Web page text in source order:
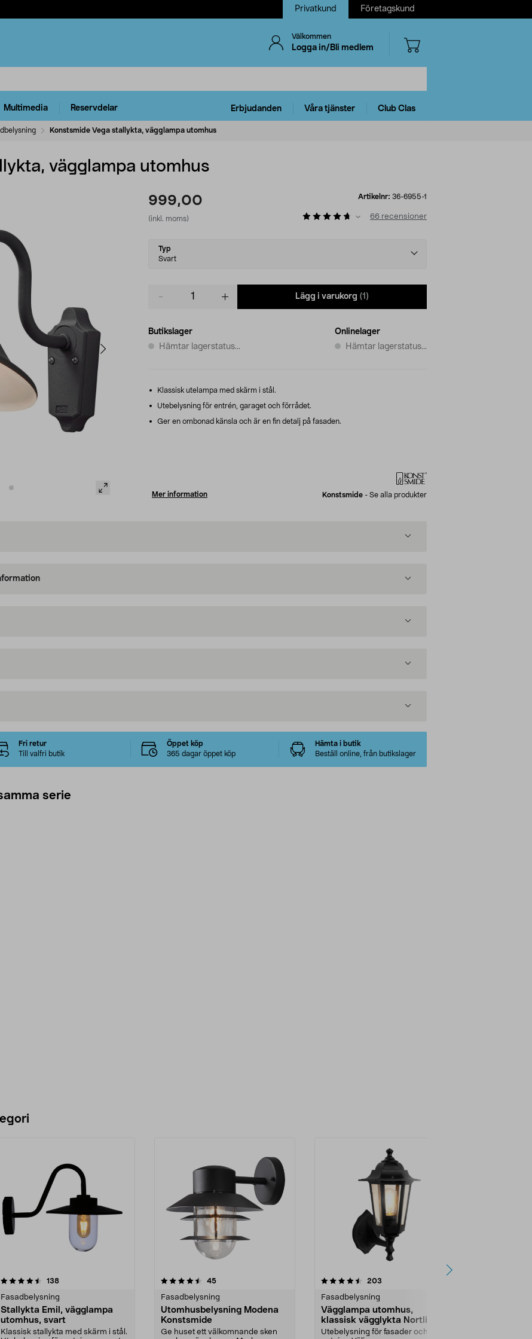
Privatkund Företagskund
Välkommen
Logga in/Bli medlem
Multimedia Reservdelar Erbjudanden Våra tjänster Club Clas
Konstsmide Vega stallykta, vägglampa utomhus
vägglampa utomhus
999,00
(inkl. moms)
Artikelnr: 36-6955-1
66 recensioner
Select
variant
Typ
Svart
Lägg i varukorg (1)
Butikslager
Hämtar lagerstatus...
Onlinelager
Hämtar lagerstatus...
Klassisk utelampa med skärm i stål.
Utebelysning för entrén, garaget och förrådet.
Ger en ombonad känsla och är en fin detalj på fasaden.
Mer information Konstsmide - Se alla produkter
Fri retur
Till valfri butik
Öppet köp
365 dagar öppet köp
Hämta i butik
Beställ online, från butikslager
serie
138recensioner
Fasadbelysning
Stallykta Emil, vägglampa
utomhus, svart
Klassisk stallykta med skärm i stål.
4.5 av 5 stjärnor 45recensioner
Fasadbelysning
Utomhusbelysning Modena
Konstsmide
Ge huset ett välkomnande sken
4.5 av 5 stjärnor 203
Fasadbelysning
Vägglampa utomhus,
klassisk vägglykta Nortlight
Utebelysning för fasader och
4.5 av 5 stjärnor